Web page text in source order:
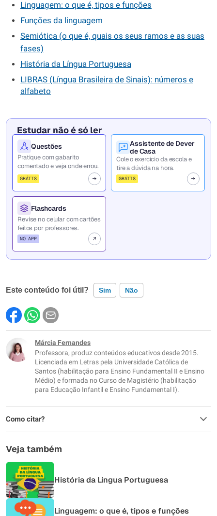
Linguagem: o que é, tipos e funções
Funções da linguagem
Semiótica (o que é, quais os seus ramos e as suas
fases)
História da Língua Portuguesa
LIBRAS (Língua Brasileira de Sinais): números e
alfabeto
Estudar não é só ler
Questões
Pratique com gabarito
comentado e veja onde errou.
GRÁTIS
Assistente de Dever
de Casa
Cole o exercício da escola e
tire a dúvida na hora.
GRÁTIS
Flashcards
Revise no celular com cartões
feitos por professores.
NO APP
Este conteúdo foi útil? Sim Não
Este conteúdo contém informação incorreta
Este conteúdo não tem a informação que procuro
Outro
Márcia Fernandes
Professora, produz conteúdos educativos desde 2015.
Licenciada em Letras pela Universidade Católica de
Santos (habilitação para Ensino Fundamental II e Ensino
Médio) e formada no Curso de Magistério (habilitação
para Educação Infantil e Ensino Fundamental I).
Como citar?
Veja também
História da Língua Portuguesa
Linguagem: o que é, tipos e funções